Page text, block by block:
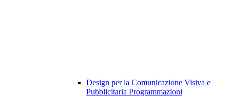
Design per la Comunicazione Visiva e
Pubblicitaria Programmazioni